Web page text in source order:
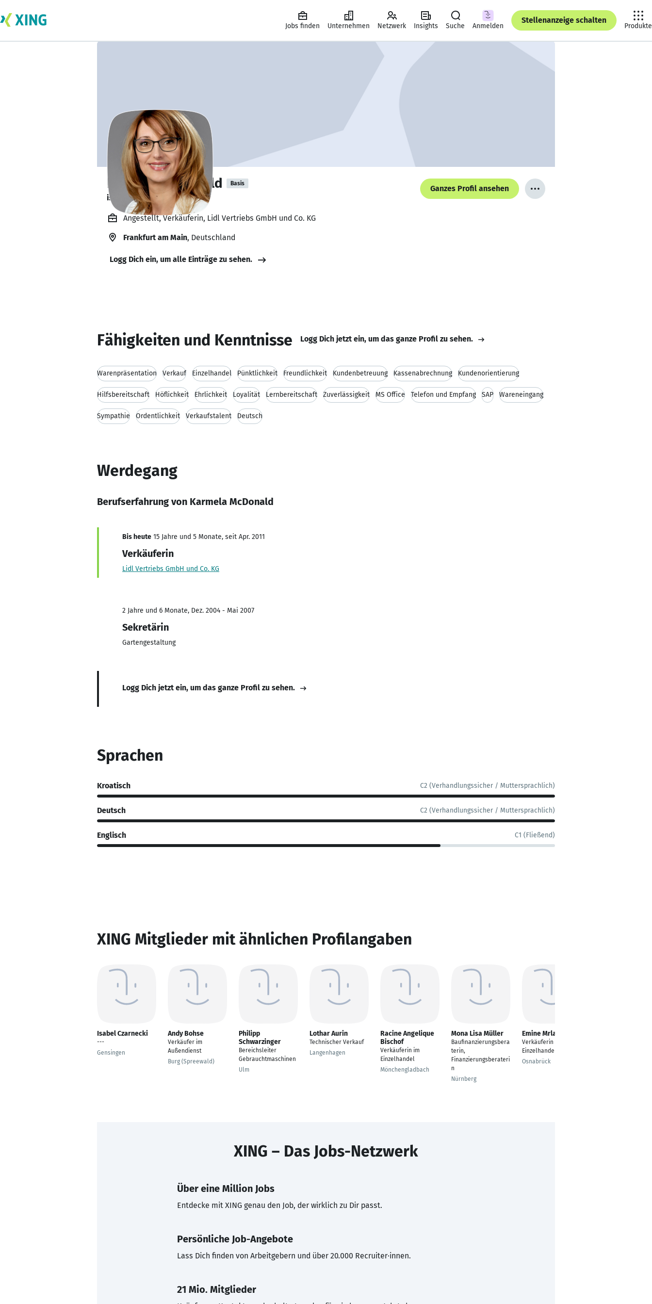
Jobs finden Unternehmen Netzwerk Insights Suche Anmelden
Stellenanzeige schalten
Produkte
Karmela McDonald Basis
ist offen für Projekte. 🔎
Ganzes Profil ansehen
Angestellt, Verkäuferin, Lidl Vertriebs GmbH und Co. KG
Frankfurt am Main, Deutschland
Logg Dich ein, um alle Einträge zu sehen.
Fähigkeiten und Kenntnisse Logg Dich jetzt ein, um das ganze Profil zu sehen.
Warenpräsentation Verkauf Einzelhandel Pünktlichkeit Freundlichkeit Kundenbetreuung Kassenabrechnung Kundenorientierung
Hilfsbereitschaft Höflichkeit Ehrlichkeit Loyalität Lernbereitschaft Zuverlässigkeit MS Office Telefon und Empfang SAP Wareneingang
Sympathie Ordentlichkeit Verkaufstalent Deutsch
Werdegang
Berufserfahrung von Karmela McDonald
Bis heute 15 Jahre und 5 Monate, seit Apr. 2011
Verkäuferin
Lidl Vertriebs GmbH und Co. KG
2 Jahre und 6 Monate, Dez. 2004 - Mai 2007
Sekretärin
Gartengestaltung
Logg Dich jetzt ein, um das ganze Profil zu sehen.
Sprachen
Kroatisch C2 (Verhandlungssicher / Muttersprachlich)
Deutsch C2 (Verhandlungssicher / Muttersprachlich)
Englisch C1 (Fließend)
XING Mitglieder mit ähnlichen Profilangaben
Isabel Czarnecki
---
Gensingen
Andy Bohse
Verkäufer im
Außendienst
Burg (Spreewald)
Philipp
Schwarzinger
Bereichsleiter
Gebrauchtmaschinen
Ulm
Lothar Aurin
Technischer Verkauf
Langenhagen
Racine Angelique
Bischof
Verkäuferin im
Einzelhandel
Mönchengladbach
Mona Lisa Müller
Baufinanzierungsbera
terin,
Finanzierungsberateri
n
Nürnberg
Emine Mrlaku
Verkäuferin im
Einzelhandel
Osnabrück
XING – Das Jobs-Netzwerk
Über eine Million Jobs
Entdecke mit XING genau den Job, der wirklich zu Dir passt.
Persönliche Job-Angebote
Lass Dich finden von Arbeitgebern und über 20.000 Recruiter·innen.
21 Mio. Mitglieder